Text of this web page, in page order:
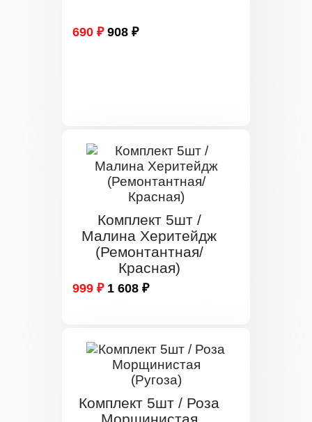
690 ₽ 908 ₽
Комплект 5шт /
Малина Херитейдж
(Ремонтантная/
Красная)
999 ₽ 1 608 ₽
Комплект 5шт / Роза